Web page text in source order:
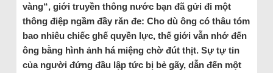
vàng“, giới truyền thông nước bạn đã gửi đi một
thông điệp ngầm đầy răn đe: Cho dù ông có thâu tóm
bao nhiêu chiếc ghế quyền lực, thế giới vẫn nhớ đến
ông bằng hình ảnh há miệng chờ đút thịt. Sự tự tin
của người đứng đầu lập tức bị bẻ gãy, dẫn đến một